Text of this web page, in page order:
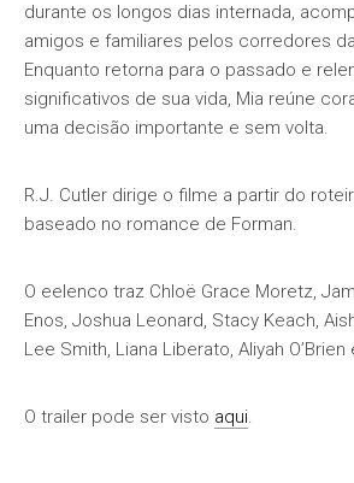
durante os longos dias internada,
amigos e familiares pelos corredores
Enquanto retorna para o passado e
significativos de sua vida, Mia reúne
uma decisão importante e sem volta.
R.J. Cutler dirige o filme a partir do
baseado no romance de Forman.
O eelenco traz Chloë Grace Moretz,
Enos, Joshua Leonard, Stacy Keach,
Lee Smith, Liana Liberato, Aliyah
O trailer pode ser visto aqui.